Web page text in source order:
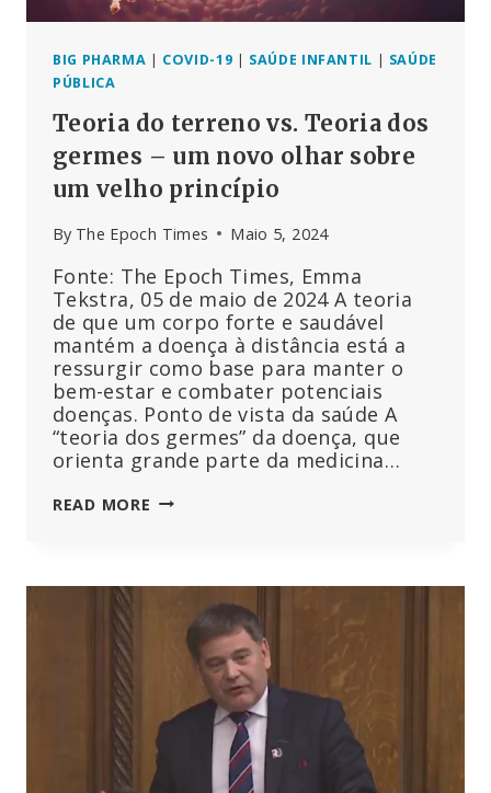
BIG PHARMA | COVID-19 | SAÚDE INFANTIL | SAÚDE
PÚBLICA
Teoria do terreno vs. Teoria dos
germes – um novo olhar sobre
um velho princípio
By The Epoch Times Maio 5, 2024
Fonte: The Epoch Times, Emma
Tekstra, 05 de maio de 2024 A teoria
de que um corpo forte e saudável
mantém a doença à distância está a
ressurgir como base para manter o
bem-estar e combater potenciais
doenças. Ponto de vista da saúde A
“teoria dos germes” da doença, que
orienta grande parte da medicina…
READ MORE TEORIA
GERMES
NOVO
OLHAR
SOBRE
UM